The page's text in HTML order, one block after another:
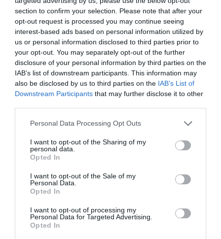
section to confirm your selection. Please note that after your
opt-out request is processed you may continue seeing
interest-based ads based on personal information utilized by
us or personal information disclosed to third parties prior to
your opt-out. You may separately opt-out of the further
disclosure of your personal information by third parties on the
IAB’s list of downstream participants. This information may
also be disclosed by us to third parties on the IAB’s List of
Downstream Participants that may further disclose it to other
Personal Data Processing Opt Outs
I want to opt-out of the Sharing of my
personal data.
Opted In
I want to opt-out of the Sale of my
Personal Data.
Opted In
I want to opt-out of processing my
Personal Data for Targeted Advertising.
Opted In
Σχετικά Άρθρα